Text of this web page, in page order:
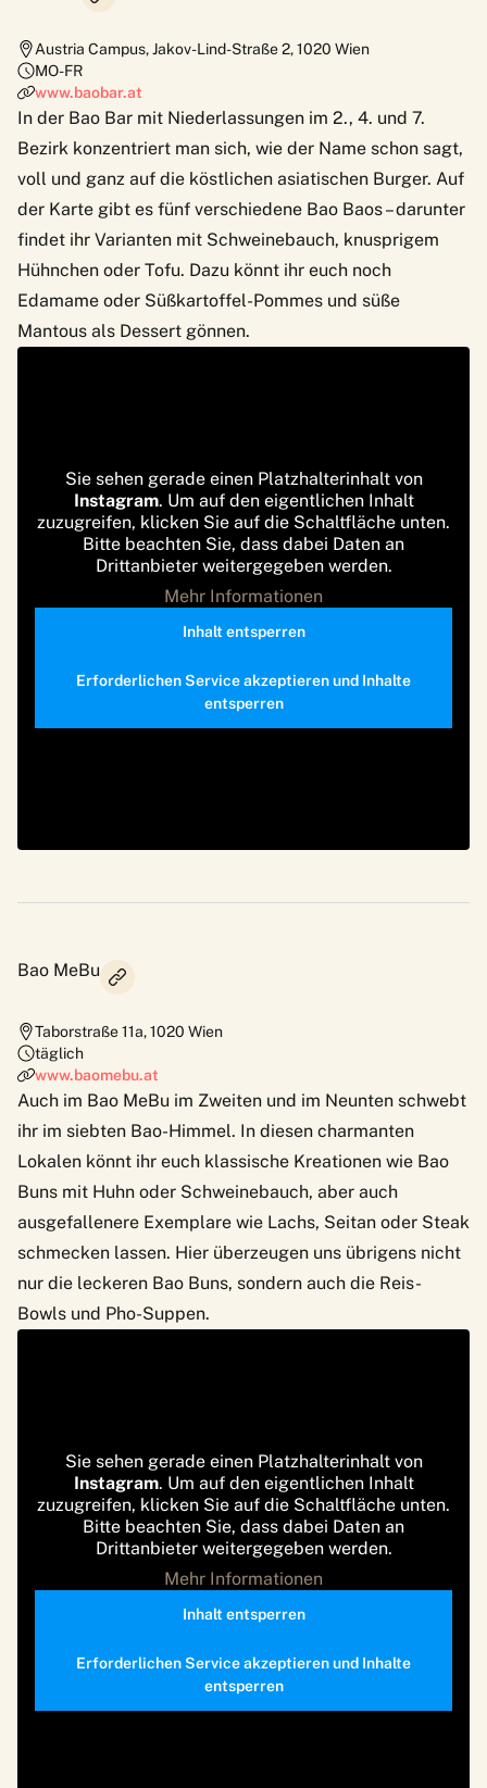
Austria Campus, Jakov-Lind-Straße 2,1020 Wien
MO-FR
www.baobar.at
In der Bao Bar mit Niederlassungen im 2., 4. und 7.
Bezirk konzentriert man sich, wie der Name schon sagt,
voll und ganz auf die köstlichen asiatischen Burger. Auf
der Karte gibt es fünf verschiedene Bao Baos – darunter
findet ihr Varianten mit Schweinebauch, knusprigem
Hühnchen oder Tofu. Dazu könnt ihr euch noch
Edamame oder Süßkartoffel-Pommes und süße
Mantous als Dessert gönnen.
Sie sehen gerade einen Platzhalterinhalt von
Instagram. Um auf den eigentlichen Inhalt
zuzugreifen, klicken Sie auf die Schaltfläche unten.
Bitte beachten Sie, dass dabei Daten an
Drittanbieter weitergegeben werden.
Mehr Informationen
Inhalt entsperren
Erforderlichen Service akzeptieren und Inhalte
entsperren
Bao MeBu
Taborstraße 11a,1020 Wien
täglich
www.baomebu.at
Auch im Bao MeBu im Zweiten und im Neunten schwebt
ihr im siebten Bao-Himmel. In diesen charmanten
Lokalen könnt ihr euch klassische Kreationen wie Bao
Buns mit Huhn oder Schweinebauch, aber auch
ausgefallenere Exemplare wie Lachs, Seitan oder Steak
schmecken lassen. Hier überzeugen uns übrigens nicht
nur die leckeren Bao Buns, sondern auch die Reis-
Bowls und Pho-Suppen.
Sie sehen gerade einen Platzhalterinhalt von
Instagram. Um auf den eigentlichen Inhalt
zuzugreifen, klicken Sie auf die Schaltfläche unten.
Bitte beachten Sie, dass dabei Daten an
Drittanbieter weitergegeben werden.
Mehr Informationen
Inhalt entsperren
Erforderlichen Service akzeptieren und Inhalte
entsperren